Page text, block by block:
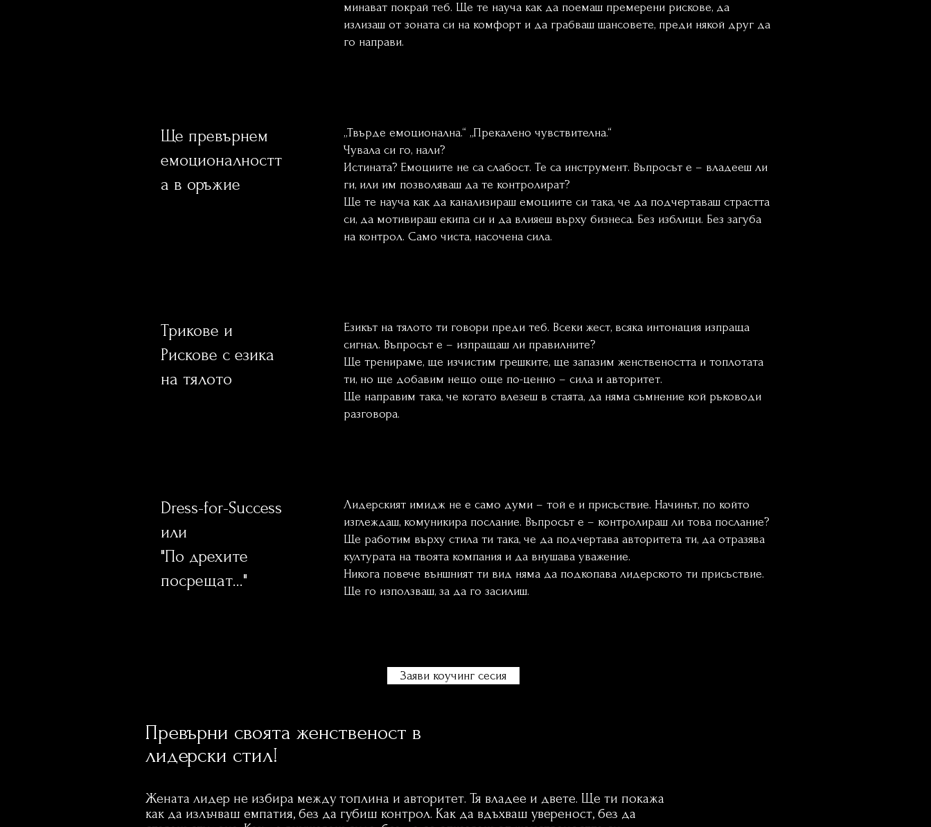
минават покрай теб. Ще те науча как да поемаш премерени рискове, да
излизаш от зоната си на комфорт и да грабваш шансовете, преди някой друг да
го направи.
Ще превърнем
емоционалностт
а в оръжие
„Твърде емоционална.“ „Прекалено чувствителна.“
Чувала си го, нали?
Истината? Емоциите не са слабост. Те са инструмент. Въпросът е – владееш ли
ги, или им позволяваш да те контролират?
Ще те науча как да канализираш емоциите си така, че да подчертаваш страстта
си, да мотивираш екипа си и да влияеш върху бизнеса. Без изблици. Без загуба
на контрол. Само чиста, насочена сила.
Трикове и
Рискове с езика
на тялото
Езикът на тялото ти говори преди теб. Всеки жест, всяка интонация изпраща
сигнал. Въпросът е – изпращаш ли правилните?
Ще тренираме, ще изчистим грешките, ще запазим женствеността и топлотата
ти, но ще добавим нещо още по-ценно – сила и авторитет.
Ще направим така, че когато влезеш в стаята, да няма съмнение кой ръководи
разговора.
Dress-for-Success
или
"По дрехите
посрещат..."
Лидерският имидж не е само думи – той е и присъствие. Начинът, по който
изглеждаш, комуникира послание. Въпросът е – контролираш ли това послание?
Ще работим върху стила ти така, че да подчертава авторитета ти, да отразява
културата на твоята компания и да внушава уважение.
Никога повече външният ти вид няма да подкопава лидерското ти присъствие.
Ще го използваш, за да го засилиш.
Заяви коучинг сесия
Превърни своята женственост в
лидерски стил!
Жената лидер не избира между топлина и авторитет. Тя владее и двете. Ще ти покажа
как да излъчваш емпатия, без да губиш контрол. Как да вдъхваш увереност, без да